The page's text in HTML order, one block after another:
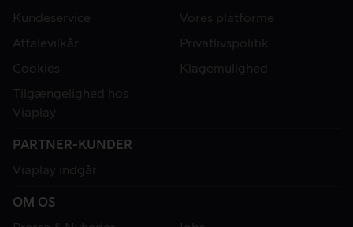
Kundeservice
Vores platforme
Aftalevilkår
Privatlivspolitik
Cookies
Klagemulighed
Tilgængelighed hos
Viaplay
PARTNER-KUNDER
Viaplay indgår
OM OS